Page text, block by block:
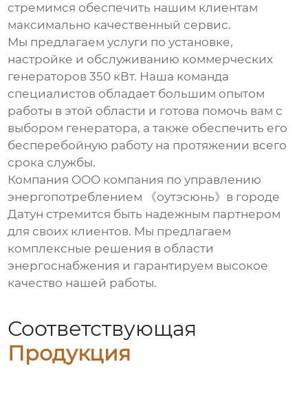
стремимся обеспечить нашим клиентам
максимально качественный сервис.
Мы предлагаем услуги по установке,
настройке и обслуживанию коммерческих
генераторов 350 кВт. Наша команда
специалистов обладает большим опытом
работы в этой области и готова помочь вам с
выбором генератора, а также обеспечить его
бесперебойную работу на протяжении всего
срока службы.
Компания OOO компания по управлению
энергопотреблением 《оутэсюнь》в городе
Датун стремится быть надежным партнером
для своих клиентов. Мы предлагаем
комплексные решения в области
энергоснабжения и гарантируем высокое
качество нашей работы.
Соответствующая
Продукция